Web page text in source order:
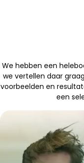
We hebben een
we vertellen daar
voorbeelden en
een